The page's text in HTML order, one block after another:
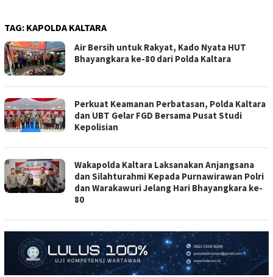
TAG: KAPOLDA KALTARA
Air Bersih untuk Rakyat, Kado Nyata HUT
Bhayangkara ke-80 dari Polda Kaltara
Perkuat Keamanan Perbatasan, Polda Kaltara
dan UBT Gelar FGD Bersama Pusat Studi
Kepolisian
Wakapolda Kaltara Laksanakan Anjangsana
dan Silahturahmi Kepada Purnawirawan Polri
dan Warakawuri Jelang Hari Bhayangkara ke-
80